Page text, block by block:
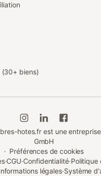
(30+ biens)
hotes.fr est une
GmbH
· Préférences de cookies
·CGU·Confidentialité·Politique
légales·Système